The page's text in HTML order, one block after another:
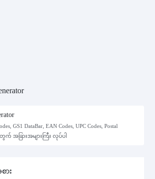
GS1 DataBar, EAN Codes, UPC Codes, Postal
က် အခြားအများကြီး လုပ်ပါ
ား